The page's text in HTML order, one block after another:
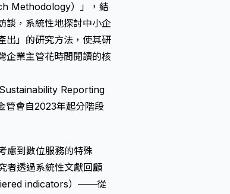
Methodology）」，結
談，系統性地探討中小企
出」的研究方法，使其研
業主管花時間閱讀的核
Reporting
管會自2023年起分階段
慮到數位服務的特殊
者透過系統性文獻回顧
tiered indicators）——從